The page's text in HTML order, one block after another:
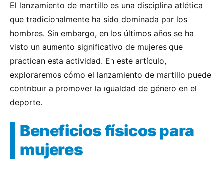
El lanzamiento de martillo es una disciplina atlética
que tradicionalmente ha sido dominada por los
hombres. Sin embargo, en los últimos años se ha
visto un aumento significativo de mujeres que
practican esta actividad. En este artículo,
exploraremos cómo el lanzamiento de martillo puede
contribuir a promover la igualdad de género en el
deporte.
Beneficios físicos para
mujeres